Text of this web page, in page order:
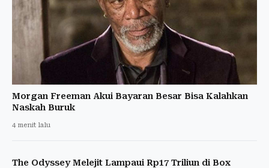
Morgan Freeman Akui Bayaran Besar Bisa Kalahkan
Naskah Buruk
4 menit lalu
The Odyssey Melejit Lampaui Rp17 Triliun di Box